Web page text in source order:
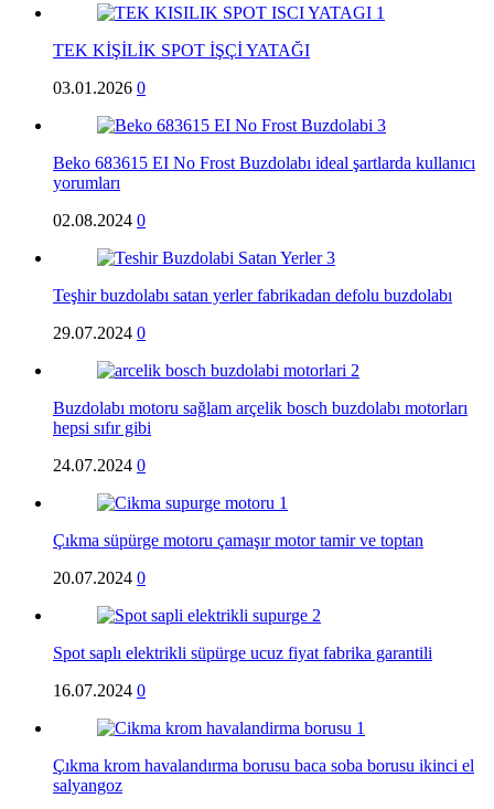
TEK KİŞİLİK SPOT İŞÇİ YATAĞI
03.01.2026 0
Beko 683615 EI No Frost Buzdolabı ideal şartlarda kullanıcı
yorumları
02.08.2024 0
Teşhir buzdolabı satan yerler fabrikadan defolu buzdolabı
29.07.2024 0
Buzdolabı motoru sağlam arçelik bosch buzdolabı motorları
hepsi sıfır gibi
24.07.2024 0
Çıkma süpürge motoru çamaşır motor tamir ve toptan
20.07.2024 0
Spot saplı elektrikli süpürge ucuz fiyat fabrika garantili
16.07.2024 0
Çıkma krom havalandırma borusu baca soba borusu ikinci el
salyangoz